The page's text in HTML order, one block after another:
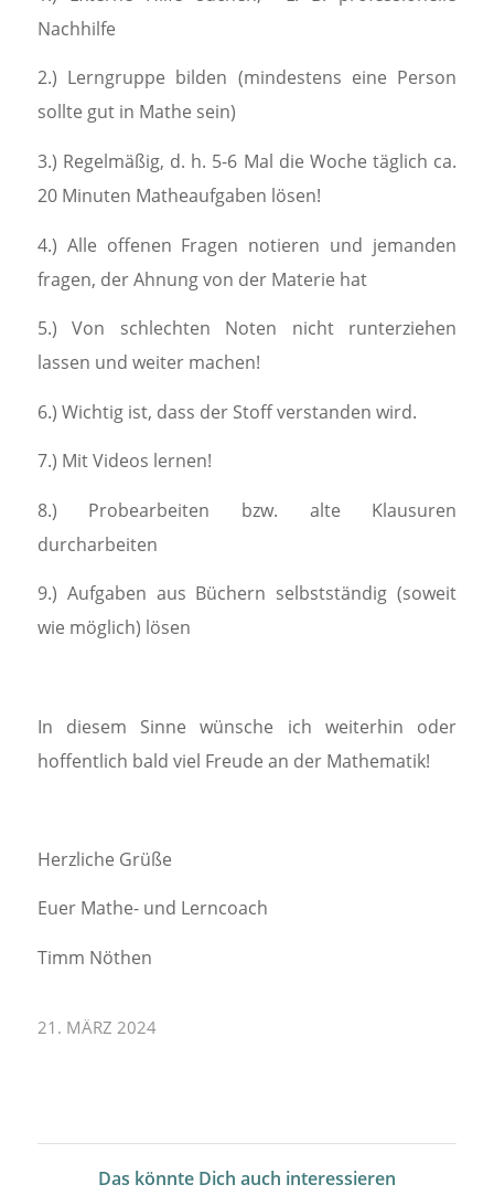
Nachhilfe
2.) Lerngruppe bilden (mindestens eine Person
sollte gut in Mathe sein)
3.) Regelmäßig, d. h. 5-6 Mal die Woche täglich ca.
20 Minuten Matheaufgaben lösen!
4.) Alle offenen Fragen notieren und jemanden
fragen, der Ahnung von der Materie hat
5.) Von schlechten Noten nicht runterziehen
lassen und weiter machen!
6.) Wichtig ist, dass der Stoff verstanden wird.
7.) Mit Videos lernen!
8.) Probearbeiten bzw. alte Klausuren
durcharbeiten
9.) Aufgaben aus Büchern selbstständig (soweit
wie möglich) lösen
In diesem Sinne wünsche ich weiterhin oder
hoffentlich bald viel Freude an der Mathematik!
Herzliche Grüße
Euer Mathe- und Lerncoach
Timm Nöthen
21. MÄRZ 2024
Das könnte Dich auch interessieren